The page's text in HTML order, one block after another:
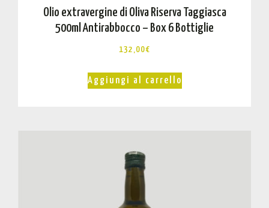
Olio extravergine di Oliva Riserva Taggiasca
500ml Antirabbocco – Box 6 Bottiglie
132,00€
Aggiungi al carrello